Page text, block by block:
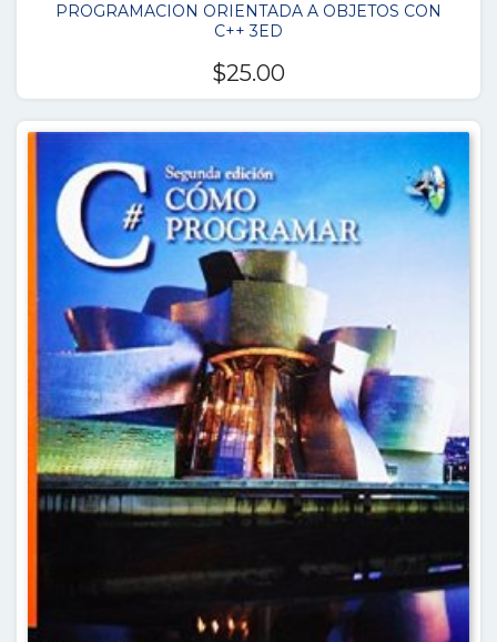
PROGRAMACION ORIENTADA A OBJETOS CON
C++ 3ED
$25.00